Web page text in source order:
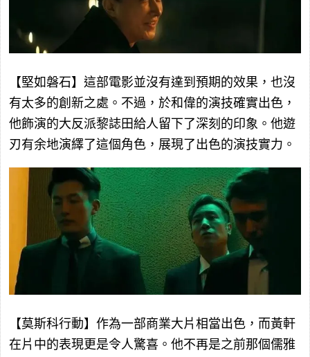
【堅如磐石】這部電影並沒有達到預期的效果，也沒
有太多的創新之處。不過，於和偉的演技確實出色，
他飾演的大反派黎誌田給人留下了深刻的印象。他遊
刃有余地演繹了這個角色，展現了出色的演技實力。
【莫斯科行動】作為一部商業大片相當出色，而黃軒
在片中的表現更是令人驚喜。他不再是之前那個儒雅